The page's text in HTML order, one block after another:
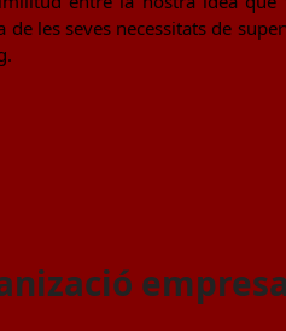
les seves necessitats de